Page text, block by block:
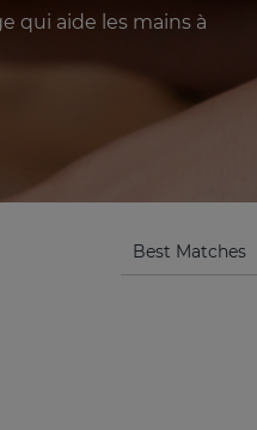
qui aide les mains à